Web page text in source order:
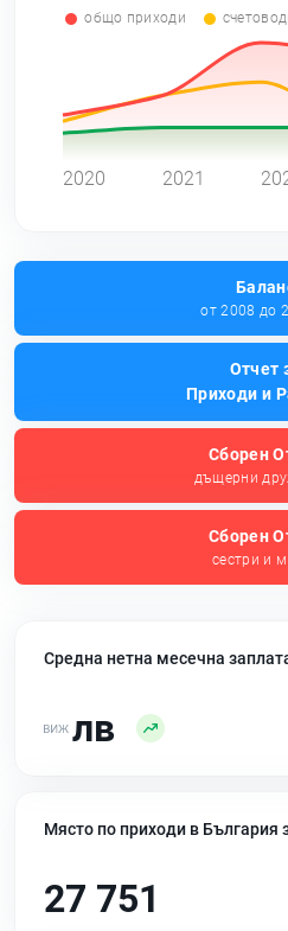
общо приходи
2020 2021
от 2008 до
Отчет
Приходи и
Сборен
дъщерни
Сборен
сестри и
Средна нетна месечна
лв
Място по приходи в България
27 751